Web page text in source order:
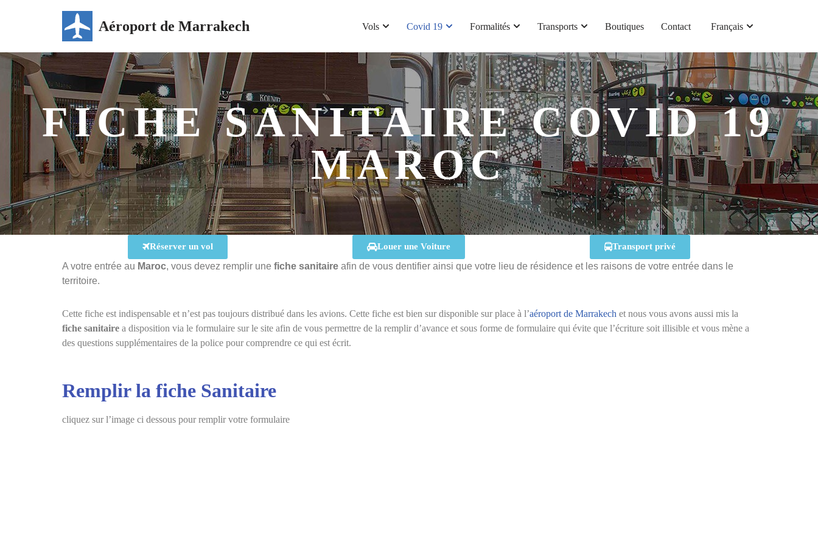
contenu
Aéroport de Marrakech Vols Covid 19 Formalités Transports Boutiques Contact Français
FICHE SANITAIRE COVID 19
MAROC
Réserver un vol Louer une Voiture Transport privé
A votre entrée au Maroc, vous devez remplir une fiche sanitaire afin de vous dentifier ainsi que votre lieu de résidence et les raisons de votre entrée dans le
territoire.
Cette fiche est indispensable et n’est pas toujours distribué dans les avions. Cette fiche est bien sur disponible sur place à l’aéroport de Marrakech et nous vous avons aussi mis la
fiche sanitaire a disposition via le formulaire sur le site afin de vous permettre de la remplir d’avance et sous forme de formulaire qui évite que l’écriture soit illisible et vous mène a
des questions supplémentaires de la police pour comprendre ce qui est écrit.
Remplir la fiche Sanitaire
cliquez sur l’image ci dessous pour remplir votre formulaire